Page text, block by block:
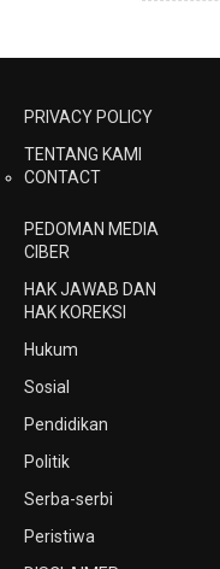
PRIVACY POLICY
TENTANG KAMI
CONTACT
PEDOMAN MEDIA
CIBER
HAK JAWAB DAN
HAK KOREKSI
Hukum
Sosial
Pendidikan
Politik
Serba-serbi
Peristiwa